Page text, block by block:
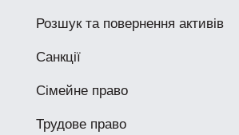
Розшук та повернення активів
Санкції
Сімейне право
Трудове право